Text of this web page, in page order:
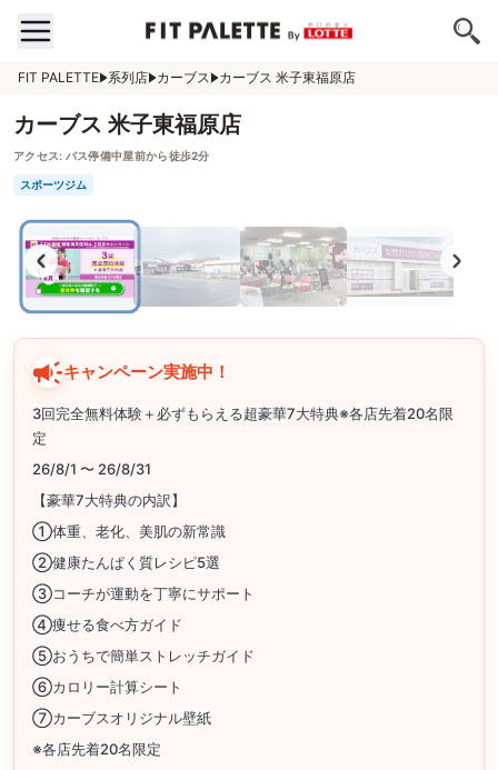
FIT PALETTE 系列店 カーブス カーブス 米子東福原店
カーブス 米子東福原店
アクセス: バス停備中屋前から徒歩2分
スポーツジム
キャンペーン実施中！
3回完全無料体験＋必ずもらえる超豪華7大特典※各店先着20名限
定
26/8/1 〜 26/8/31
【豪華7大特典の内訳】
①体重、老化、美肌の新常識
②健康たんぱく質レシピ5選
③コーチが運動を丁寧にサポート
④痩せる食べ方ガイド
⑤おうちで簡単ストレッチガイド
⑥カロリー計算シート
⑦カーブスオリジナル壁紙
※各店先着20名限定